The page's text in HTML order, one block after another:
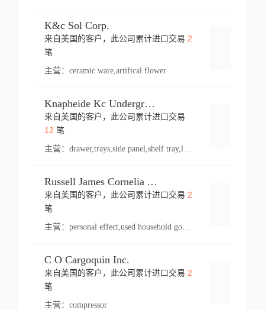
K&c Sol Corp.
来自美国的客户，此公司累计进口交易 2
笔
主营： ceramic ware,artifical flower
Knapheide Kc Underground
来自美国的客户，此公司累计进口交易
12 笔
主营：
Russell James Cornelia Arlington Va
来自美国的客户，此公司累计进口交易 2
笔
主营： personal effect,used household goods
C O Cargoquin Inc.
来自美国的客户，此公司累计进口交易 2
笔
主营： compressor